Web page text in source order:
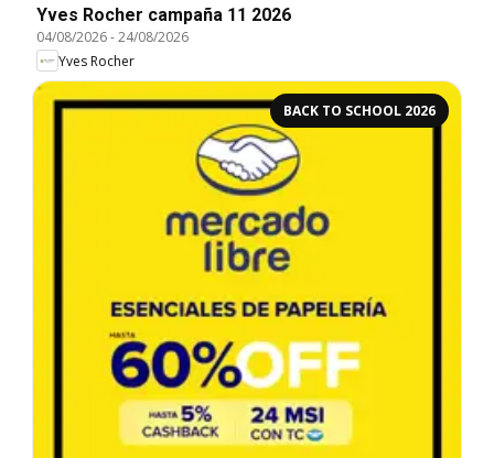
Yves Rocher campaña 11 2026
04/08/2026-24/08/2026
Yves Rocher
BACK TO SCHOOL 2026